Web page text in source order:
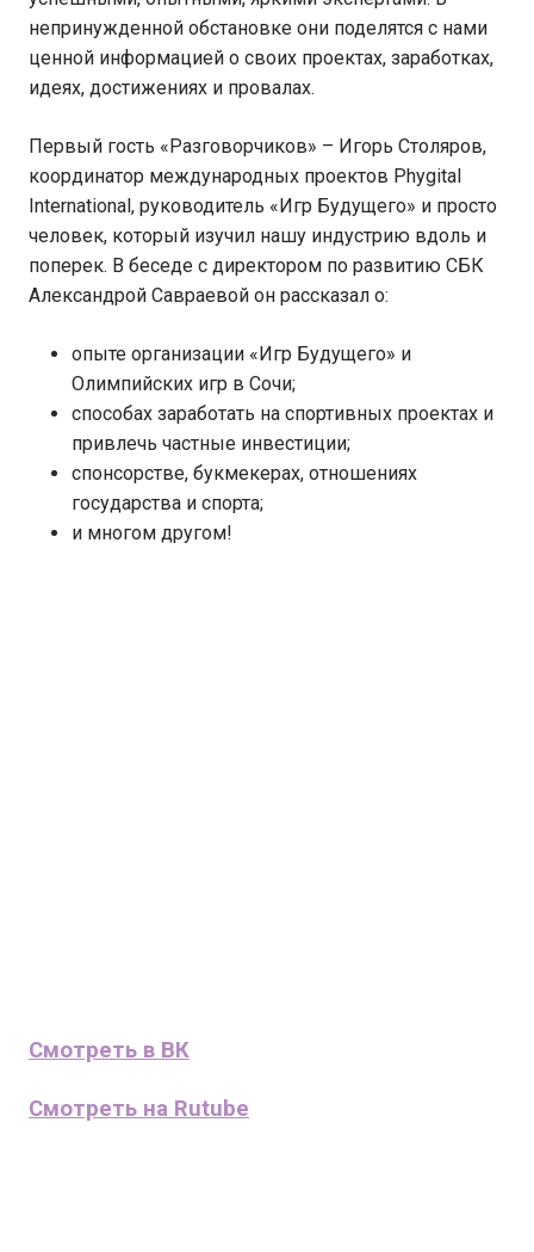
непринужденной обстановке они поделятся с нами
ценной информацией о своих проектах, заработках,
идеях, достижениях и провалах.
Первый гость «Разговорчиков» – Игорь Столяров,
координатор международных проектов Phygital
International, руководитель «Игр Будущего» и просто
человек, который изучил нашу индустрию вдоль и
поперек. В беседе с директором по развитию СБК
Александрой Савраевой он рассказал о:
опыте организации «Игр Будущего» и
Олимпийских игр в Сочи;
способах заработать на спортивных проектах и
привлечь частные инвестиции;
спонсорстве, букмекерах, отношениях
государства и спорта;
и многом другом!
Смотреть в ВК
Смотреть на Rutube